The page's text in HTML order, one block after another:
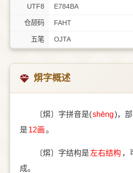
UTF8 E784BA
仓颉码 FAHT
五笔 OJTA
焺字概述
〔焺〕字拼音是(shēng)，
是 12画。
〔焺〕字结构是 左右结构 ，
成。